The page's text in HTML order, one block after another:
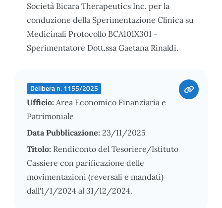
Società Bicara Therapeutics Inc. per la
conduzione della Sperimentazione Clinica su
Medicinali Protocollo BCA101X301 -
Sperimentatore Dott.ssa Gaetana Rinaldi.
Delibera n. 1155/2025
Ufficio: Area Economico Finanziaria e
Patrimoniale
Data Pubblicazione: 23/11/2025
Titolo: Rendiconto del Tesoriere/Istituto
Cassiere con parificazione delle
movimentazioni (reversali e mandati)
dall'1/1/2024 al 31/12/2024.